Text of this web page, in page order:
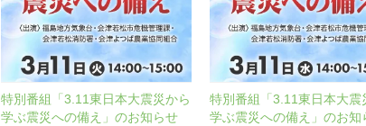
特別番組「3.11東日本大震災から
学ぶ震災への備え」のお知らせ
特別番組「3.11東日本大震
学ぶ震災への備え」のお知